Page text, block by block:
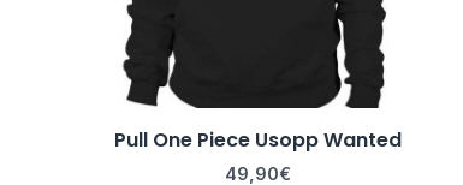
Pull One Piece Usopp Wanted
49,90€